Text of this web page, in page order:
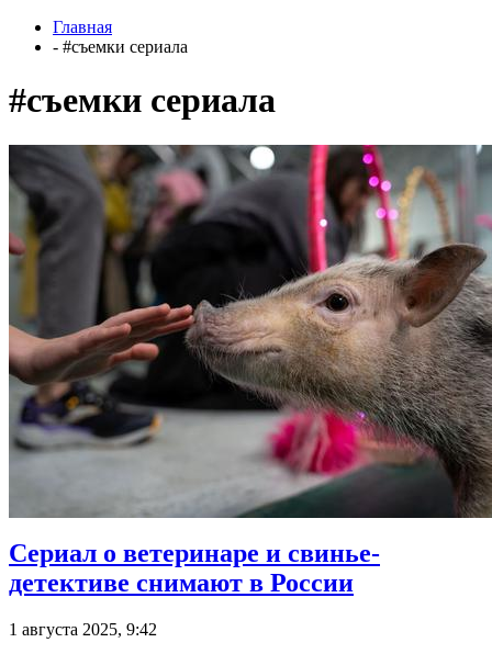
Главная
- #съемки сериала
#съемки сериала
Сериал о ветеринаре и свинье-
детективе снимают в России
1 августа 2025, 9:42